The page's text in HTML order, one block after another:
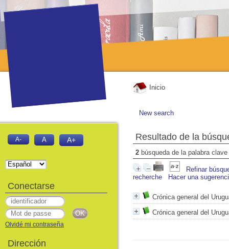
Inicio
New search
Resultado de la
2 búsqueda de la palabra clave
Refinar
recherche
Hacer una
Crónica general del
Crónica general del
A- A A+
Conectarse
Olvidé mi contraseña
Dirección